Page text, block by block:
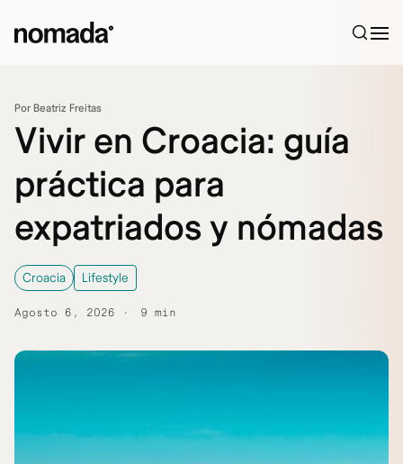
Por Beatriz Freitas
Vivir en Croacia: guía
práctica para
expatriados y nómadas
Croacia Lifestyle
Agosto 6, 2026 9 min